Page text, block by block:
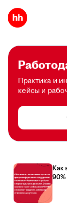
Практика и
кейсы и
Как